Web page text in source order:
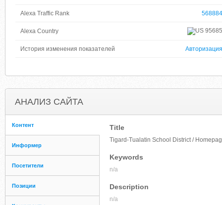
Alexa Traffic Rank 568884
Alexa Country 95685
История изменения показателей Авторизация
АНАЛИЗ САЙТА
Контент
Информер
Посетители
Позиции
Title
Tigard-Tualatin School District /
Keywords
n/a
Description
n/a